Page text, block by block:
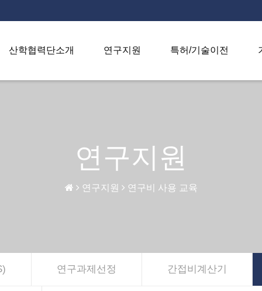
산학협력단소개 연구지원 특허/기술이전
연구지원
연구지원 연구비 사용 교육
연구과제선정 간접비계산기